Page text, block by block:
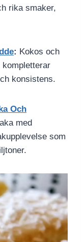
rika smaker,
: Kokos och
konsistens.
Och
med
som